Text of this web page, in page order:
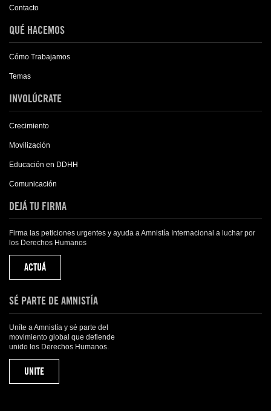
Contacto
QUÉ HACEMOS
Cómo Trabajamos
Temas
INVOLÚCRATE
Crecimiento
Movilización
Educación en DDHH
Comunicación
DEJÁ TU FIRMA
Firma las peticiones urgentes y ayuda a Amnistía Internacional a luchar por
los Derechos Humanos
ACTUÁ
SÉ PARTE DE AMNISTÍA
Uníte a Amnistía y sé parte del
movimiento global que defiende
unido los Derechos Humanos.
UNITE